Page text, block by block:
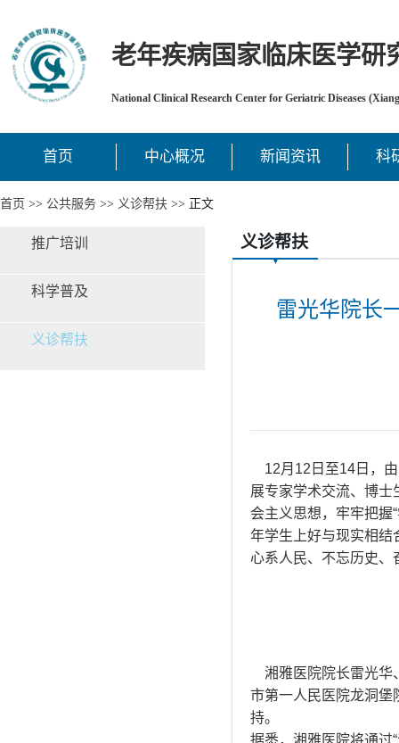
老年疾病国家临床医学研
National Clinical Research Center for Geriatric Diseases
首页 中心概况 新闻资讯 科
首页 >> 公共服务 >> 义诊帮扶 >> 正文
推广培训
科学普及
义诊帮扶
义诊帮扶
雷光华院长
12月12日至14日，由
展专家学术交流、博
会主义思想，牢牢把握
年学生上好与现实相结
心系人民、不忘历史、
湘雅医院院长雷光华
市第一人民医院龙洞堡
持。
据悉，湘雅医院将通过